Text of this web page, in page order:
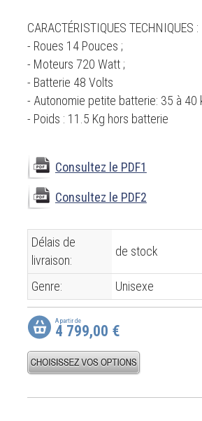
CARACTÉRISTIQUES TECHNIQUES :
- Roues 14 Pouces ;
- Moteurs 720 Watt ;
- Batterie 48 Volts
- Autonomie petite batterie: 35 à 40
- Poids : 11.5 Kg hors batterie
Consultez le PDF1
Consultez le PDF2
Délais de
livraison:
de stock
Genre: Unisexe
A partir de
4 799,00 €